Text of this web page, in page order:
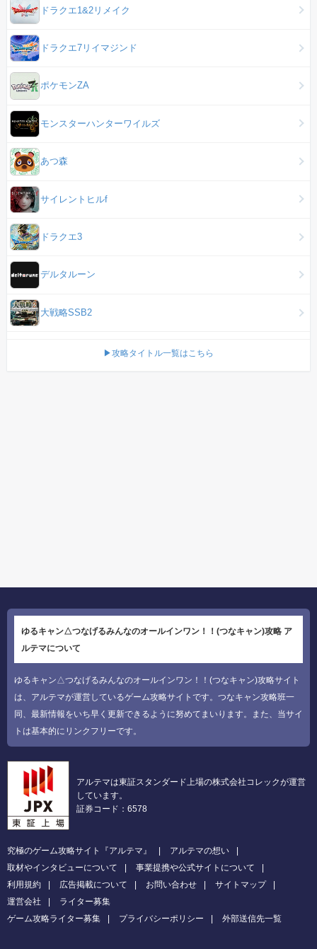
ドラクエ1&2リメイク
ドラクエ7リイマジンド
ポケモンZA
モンスターハンターワイルズ
あつ森
サイレントヒルf
ドラクエ3
デルタルーン
大戦略SSB2
▶攻略タイトル一覧はこちら
ゆるキャン△つなげるみんなのオールインワン！！(つなキャン)攻略 ア
ルテマについて
ゆるキャン△つなげるみんなのオールインワン！！(つなキャン)攻略サイト
は、アルテマが運営しているゲーム攻略サイトです。つなキャン攻略班一
同、最新情報をいち早く更新できるように努めてまいります。また、当サイ
トは基本的にリンクフリーです。
アルテマは東証スタンダード上場の株式会社コレックが運営
しています。
証券コード：6578
究極のゲーム攻略サイト『アルテマ』
アルテマの想い
取材やインタビューについて
事業提携や公式サイトについて
利用規約
広告掲載について お問い合わせ
サイトマップ
運営会社
ライター募集
ゲーム攻略ライター募集
プライバシーポリシー 外部送信先一覧